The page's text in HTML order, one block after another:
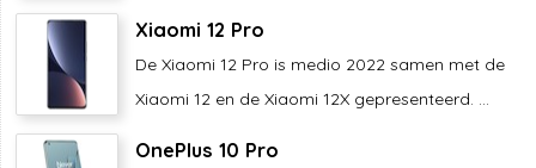
Xiaomi 12 Pro
De Xiaomi 12 Pro is medio 2022 samen met de
Xiaomi 12 en de Xiaomi 12X gepresenteerd. ...
OnePlus 10 Pro